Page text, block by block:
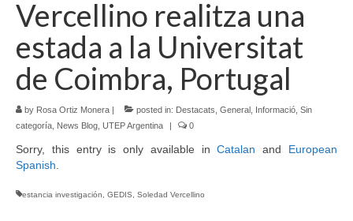
Language:
Vercellino realitza una
estada a la Universitat
de Coimbra, Portugal
by Rosa Ortiz Monera | posted in: Destacats General Informació Sin
categoría News Blog UTEP Argentina | 0
Sorry, this entry is only available inCatalan and European
Spanish
estancia investigación GEDIS Soledad Vercellino